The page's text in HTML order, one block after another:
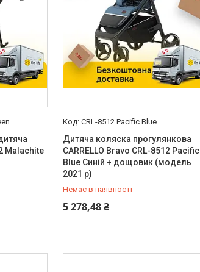
Malachite
CRL-8512 Pacific Blue
Дитяча коляска прогулянкова
CARRELLO Bravo CRL-8512 Pacific
Blue Синій + дощовик (модель
2021 р)
Немає в наявності
5 278,48 ₴
0 (800) 33-98-35